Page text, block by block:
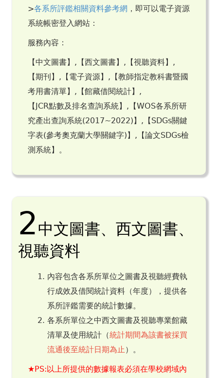
>各系所評鑑相關資料參考網 ，即可以電子資源
系統帳密登入網站：
服務內容：
【中文圖書】,【西文圖書】,【視聽資料】,
【期刊】,【電子資源】,【教師指定教科書暨國
考用書清單】,【館藏借閱統計】,
【JCR點數及排名查詢系統】,【WOS各系所研
究產出查詢系統(2017~2022)】,【SDGs關鍵
字表(參考奧克蘭大學關鍵字)】,【論文SDGs檢
測系統】。
2中文圖書、西文圖書、
視聽資料
內容包含各系所單位之圖書及視聽經費執
行成效及借閱統計資料（年度），提供各
系所評鑑需要的統計數據。
各系所單位之中西文圖書及視聽專業館藏
清單及使用統計（統計期間為該書被採買
流通後至統計日期為止 ）。
★PS:以上所提供的數據報表必須在學校網域內